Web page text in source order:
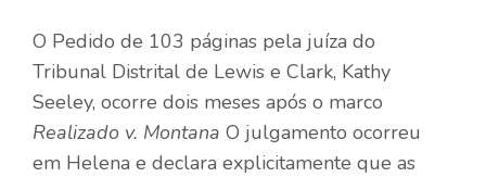
O Pedido de 103 páginas pela juíza do
Tribunal Distrital de Lewis e Clark, Kathy
Seeley, ocorre dois meses após o marco
Realizado v. Montana O julgamento ocorreu
em Helena e declara explicitamente que as